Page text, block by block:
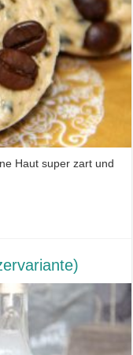
Haut super zart und